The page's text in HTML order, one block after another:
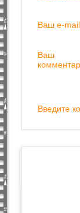
Ваш e-
Ваш
Введите